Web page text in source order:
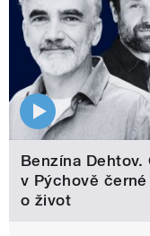
Benzína Dehtov.
v Pýchově
o život